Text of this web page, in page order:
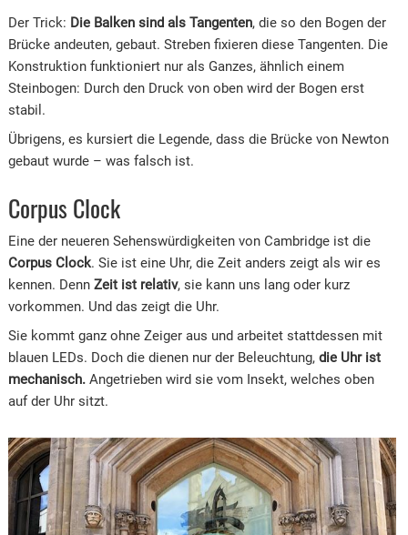
Der Trick: Die Balken sind als Tangenten, die so den Bogen der
Brücke andeuten, gebaut. Streben fixieren diese Tangenten. Die
Konstruktion funktioniert nur als Ganzes, ähnlich einem
Steinbogen: Durch den Druck von oben wird der Bogen erst
stabil.
Übrigens, es kursiert die Legende, dass die Brücke von Newton
gebaut wurde – was falsch ist.
Corpus Clock
Eine der neueren Sehenswürdigkeiten von Cambridge ist die
Corpus Clock. Sie ist eine Uhr, die Zeit anders zeigt als wir es
kennen. Denn Zeit ist relativ, sie kann uns lang oder kurz
vorkommen. Und das zeigt die Uhr.
Sie kommt ganz ohne Zeiger aus und arbeitet stattdessen mit
blauen LEDs. Doch die dienen nur der Beleuchtung, die Uhr ist
mechanisch.Angetrieben wird sie vom Insekt, welches oben
auf der Uhr sitzt.